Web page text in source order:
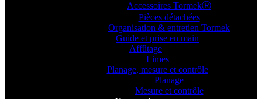
Accessoires TormekⓇ
Pièces détachées
Organisation & entretien Tormek
Guide et prise en main
Affûtage
Limes
Planage, mesure et contrôle
Planage
Mesure et contrôle